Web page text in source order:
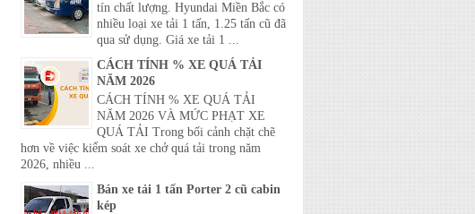
tín chất lượng. Hyundai Miền Bắc có
nhiều loại xe tải 1 tấn, 1.25 tấn cũ đã
qua sử dụng. Giá xe tải 1 ...
CÁCH TÍNH % XE QUÁ TẢI
NĂM 2026
CÁCH TÍNH % XE QUÁ TẢI
NĂM 2026 VÀ MỨC PHẠT XE
QUÁ TẢI Trong bối cảnh chặt chẽ
hơn về việc kiểm soát xe chở quá tải trong năm
2026, nhiều ...
Bán xe tải 1 tấn Porter 2 cũ cabin
kép